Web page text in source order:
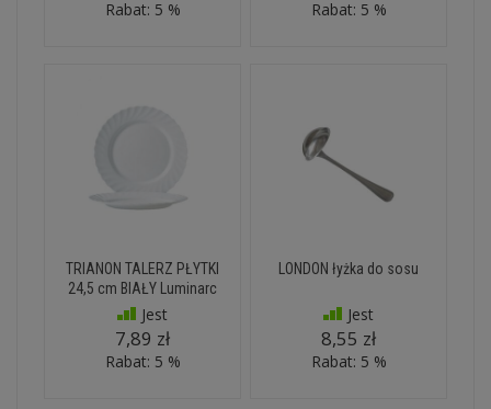
Rabat: 5 % Rabat: 5 %
TRIANON TALERZ PŁYTKI
24,5 cm BIAŁY Luminarc
Jest
7,89 zł
Rabat: 5 %
LONDON łyżka do sosu
Jest
8,55 zł
Rabat: 5 %